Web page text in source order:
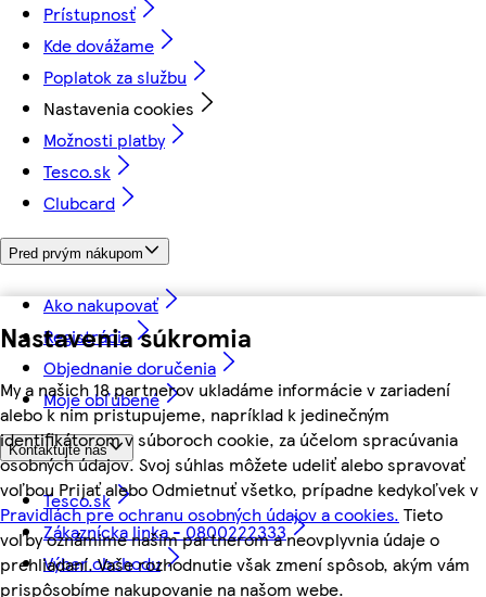
Nastavenia súkromia
My a našich 18 partnerov ukladáme informácie v zariadení
alebo k nim pristupujeme, napríklad k jedinečným
identifikátorom v súboroch cookie, za účelom spracúvania
osobných údajov. Svoj súhlas môžete udeliť alebo spravovať
voľbou Prijať alebo Odmietnuť všetko, prípadne kedykoľvek v
Pravidlách pre ochranu osobných údajov a cookies. Tieto
voľby oznámime našim partnerom a neovplyvnia údaje o
prehliadaní. Vaše rozhodnutie však zmení spôsob, akým vám
prispôsobíme nakupovanie na našom webe.
Prístupnosť
Kde dovážame
Poplatok za službu
Nastavenia cookies
Možnosti platby
Tesco.sk
Clubcard
Pred prvým nákupom
Ako nakupovať
Registrácia
Objednanie doručenia
Moje obľúbené
Kontaktujte nás
Tesco.sk
Zákaznícka linka - 0800222333
Výber obchodu